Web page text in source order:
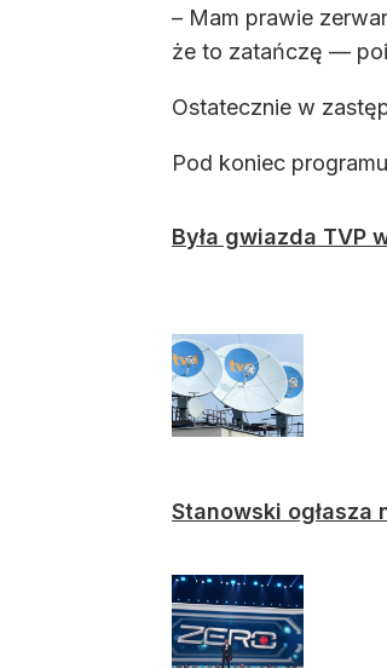
– Mam prawie
że to zatańczę —
Ostatecznie w
Pod koniec
Była gwiazda TVP
Stanowski ogłasza